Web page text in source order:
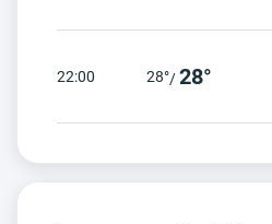
22:00 28°/28°